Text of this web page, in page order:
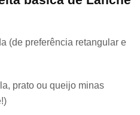
(de preferência retangular e
prato ou queijo minas